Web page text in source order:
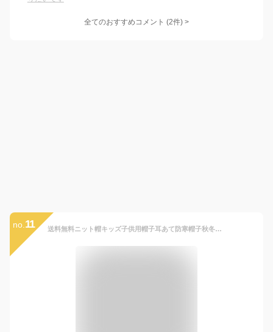
全てのおすすめコメント (2件) >
no. 11 送料無料ニット帽キッズ子供用帽子耳あて防寒帽子秋冬ベビー防寒ボアポンポン男の子女の子冬用ハットベビーニット帽赤ちゃん女の子男の子耳保護付き無地柔らかい暖かいかわいい防風防寒保温春秋冬【アンビエント】